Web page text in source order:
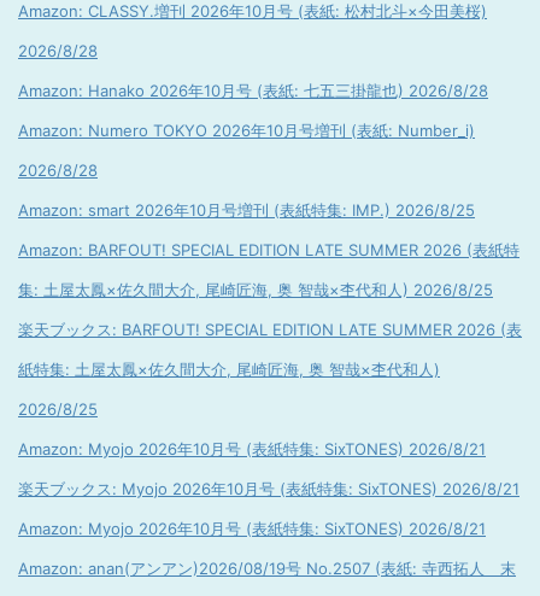
Amazon: CLASSY.増刊 2026年10月号 (表紙: 松村北斗×今田美桜)
2026/8/28
Amazon: Hanako 2026年10月号 (表紙: 七五三掛龍也) 2026/8/28
Amazon: Numero TOKYO 2026年10月号増刊 (表紙: Number_i)
2026/8/28
Amazon: smart 2026年10月号増刊 (表紙特集: IMP.) 2026/8/25
Amazon: BARFOUT! SPECIAL EDITION LATE SUMMER 2026 (表紙特
集: 土屋太鳳×佐久間大介, 尾崎匠海, 奥 智哉×杢代和人) 2026/8/25
楽天ブックス: BARFOUT! SPECIAL EDITION LATE SUMMER 2026 (表
紙特集: 土屋太鳳×佐久間大介, 尾崎匠海, 奥 智哉×杢代和人)
2026/8/25
Amazon: Myojo 2026年10月号 (表紙特集: SixTONES) 2026/8/21
楽天ブックス: Myojo 2026年10月号 (表紙特集: SixTONES) 2026/8/21
Amazon: Myojo 2026年10月号 (表紙特集: SixTONES) 2026/8/21
Amazon: anan(アンアン)2026/08/19号 No.2507 (表紙: 寺西拓人 末